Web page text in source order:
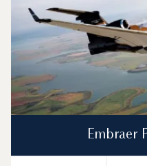
Embraer